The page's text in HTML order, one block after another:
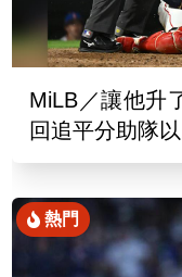
MiLB／讓他升
回追平分助隊
熱門